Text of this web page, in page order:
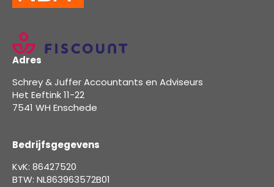
Adres
Schrey & Juffer Accountants en Adviseurs
Het Eeftink 11-22
7541 WH Enschede
Bedrijfsgegevens
KvK: 86427520
BTW: NL863963572B01